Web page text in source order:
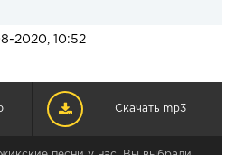
2020, 10:52
Скачать mp3